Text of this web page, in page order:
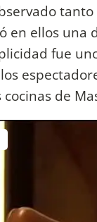
en ellos una
fue
cocinas de